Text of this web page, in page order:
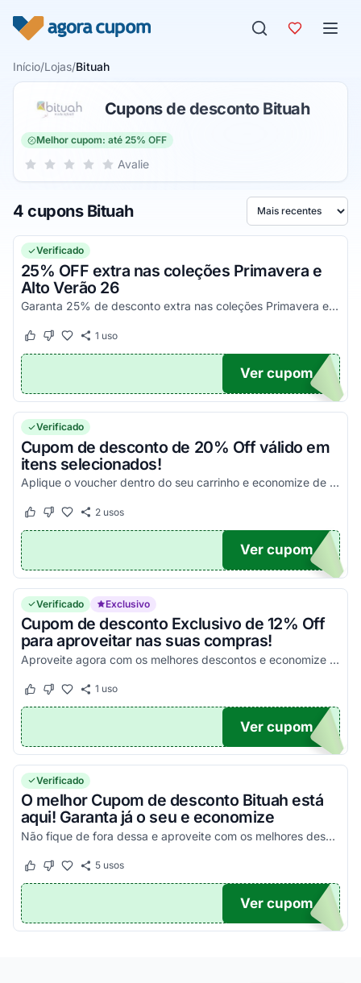
Início/Lojas/Bituah
Cupons de desconto Bituah
Melhor cupom: até 25% OFF
Sua nota para Bituah, de 1 a 5 estrelas
5 estrelas
4 estrelas
3 estrelas
2 estrelas
1 estrela Avalie
4 cupons Bituah Ordenar por
Verificado
25% OFF extra nas coleções Primavera e
Alto Verão 26
Garanta 25% de desconto extra nas coleções Primavera e Alto Verão 26 em compras acima de R$250 e renove seu visual com mais economia. Oferta por tempo limitado.
Este cupom funcionou
Este cupom não funcionou
1 uso
25
Ver cupom
Verificado
Cupom de desconto de 20% Off válido em
itens selecionados!
Aplique o voucher dentro do seu carrinho e economize de uma maneira simples!
Este cupom funcionou
Este cupom não funcionou
2usos
20
Ver cupom
Verificado Exclusivo
Cupom de desconto Exclusivo de 12% Off
para aproveitar nas suas compras!
Aproveite agora com os melhores descontos e economize de uma forma simples!
Este cupom funcionou
Este cupom não funcionou
1 uso
UPOM
Ver cupom
Verificado
O melhor Cupom de desconto Bituah está
aqui! Garanta já o seu e economize
Não fique de fora dessa e aproveite com os melhores descontos!
Este cupom funcionou
Este cupom não funcionou
5usos
TICO
Ver cupom